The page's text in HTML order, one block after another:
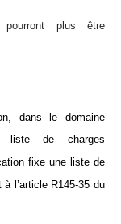
pourront plus être
dans le domaine
de charges
fixe une liste de
l’article R145-35 du